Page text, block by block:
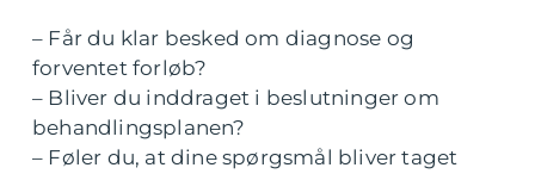
– Får du klar besked om diagnose og
forventet forløb?
– Bliver du inddraget i beslutninger om
behandlingsplanen?
– Føler du, at dine spørgsmål bliver taget